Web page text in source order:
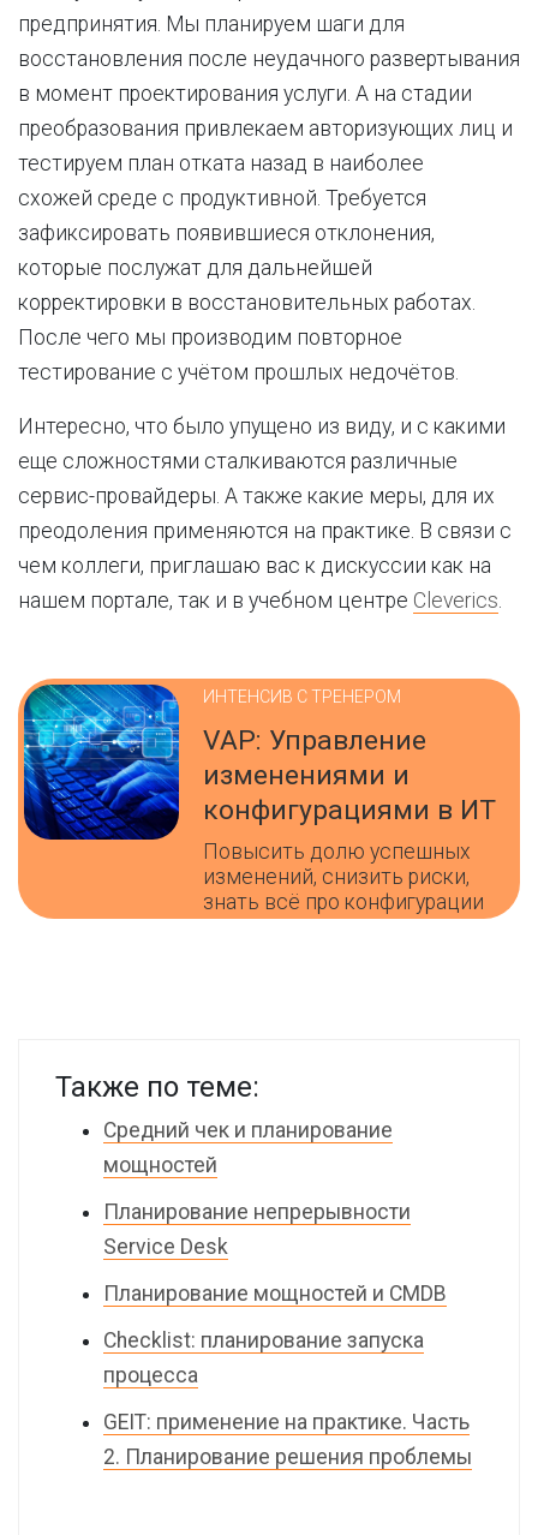
предпринятия. Мы планируем шаги для
восстановления после неудачного развертывания
в момент проектирования услуги. А на стадии
преобразования привлекаем авторизующих лиц и
тестируем план отката назад в наиболее
схожей среде с продуктивной. Требуется
зафиксировать появившиеся отклонения,
которые послужат для дальнейшей
корректировки в восстановительных работах.
После чего мы производим повторное
тестирование с учётом прошлых недочётов.
Интересно, что было упущено из виду, и с какими
еще сложностями сталкиваются различные
сервис-провайдеры. А также какие меры, для их
преодоления применяются на практике. В связи с
чем коллеги, приглашаю вас к дискуссии как на
нашем портале, так и в учебном центре Cleverics.
ИНТЕНСИВ С ТРЕНЕРОМ
VAP: Управление
изменениями и
конфигурациями в ИТ
Повысить долю успешных
изменений, снизить риски,
знать всё про конфигурации
Также по теме:
Средний чек и планирование
мощностей
Планирование непрерывности
Service Desk
Планирование мощностей и CMDB
Checklist: планирование запуска
процесса
GEIT: применение на практике. Часть
2. Планирование решения проблемы